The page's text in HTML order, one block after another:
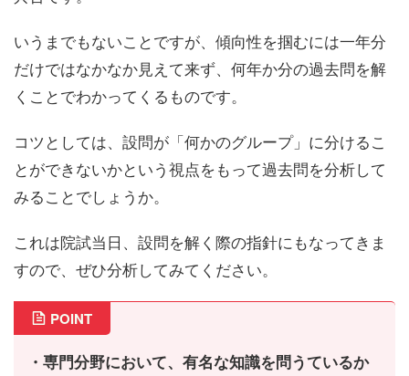
いうまでもないことですが、 傾向性を掴むには一年分
だけではなかなか見えて来ず、何年か分の過去問を解
くことでわかってくる ものです。
コツとしては、 設問が「何かのグループ」に分けるこ
とができないかという視点をもって過去問を分析して
みることでしょうか。
これは院試当日、設問を解く際の指針にもなってきま
すので、ぜひ分析してみてください。
POINT
・専門分野において、有名な知識を問うているか